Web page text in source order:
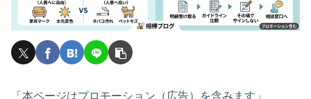
「本ページはプロモーション（広告）を含みます」